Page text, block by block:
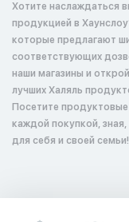
Хотите наслаждаться
продукцией в
которые предлагают
соответствующих
наши магазины и
лучших Халяль
Посетите
каждой покупкой,
для себя и своей семьи!